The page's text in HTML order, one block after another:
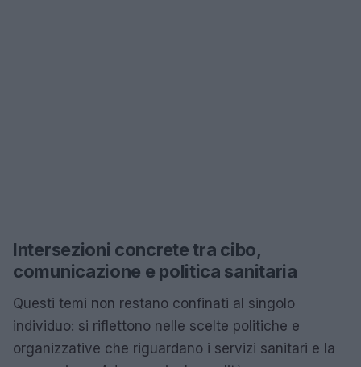
Intersezioni concrete tra cibo,
comunicazione e politica sanitaria
Questi temi non restano confinati al singolo
individuo: si riflettono nelle scelte politiche e
organizzative che riguardano i servizi sanitari e la